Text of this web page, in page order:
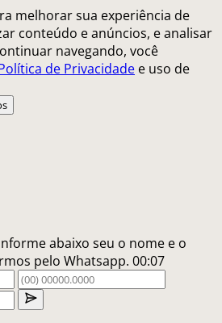
melhorar sua experiência de
conteúdo e anúncios, e analisar
navegando, você
de Privacidade e uso de
abaixo seu o nome e o
pelo Whatsapp. 00:07